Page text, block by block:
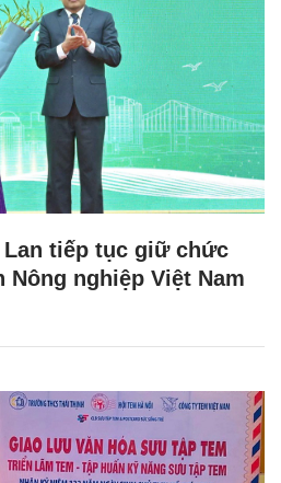
Lan tiếp tục giữ chức
Nông nghiệp Việt Nam